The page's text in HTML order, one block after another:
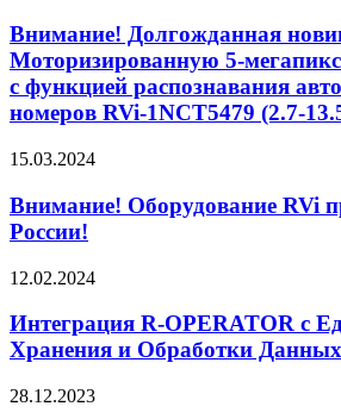
Внимание! Долгожданная
Моторизированную 5-
с функцией распознавания
номеров RVi-1NCT5479 (2.7-
15.03.2024
Внимание! Оборудование RVi
России!
12.02.2024
Интеграция R-OPERATOR с
Хранения и Обработки Данных
28.12.2023